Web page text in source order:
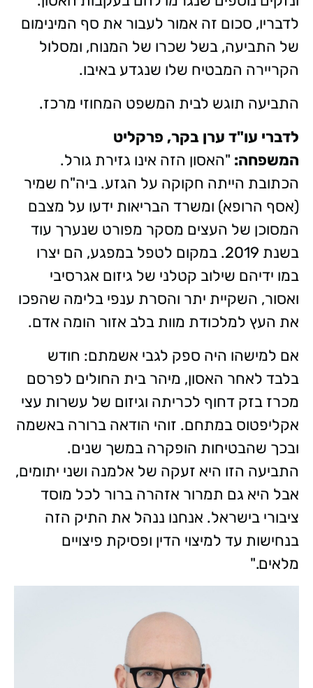
לדבריו, סכום זה אמור לעבור את סף המינימום
של התביעה, בשל שכרו של המנוח, ומסלול
הקריירה המבטיח שלו שנגדע באיבו.
התביעה תוגש לבית המשפט המחוזי מרכז.
לדברי עו"ד ערן בקר, פרקליט
המשפחה: "האסון הזה אינו גזירת גורל.
הכתובת הייתה חקוקה על הגזע. ביה"ח שמיר
(אסף הרופא) ומשרד הבריאות ידעו על מצבם
המסוכן של העצים מסקר מפורט שנערך עוד
בשנת 2019. במקום לטפל במפגע, הם יצרו
במו ידיהם שילוב קטלני של גיזום אגרסיבי
ואסור, השקיית יתר והסרת ענפי בלימה שהפכו
את העץ למלכודת מוות בלב אזור הומה אדם.
אם למישהו היה ספק לגבי אשמתם: חודש
בלבד לאחר האסון, מיהר בית החולים לפרסם
מכרז בזק דחוף לכריתה וגיזום של עשרות עצי
אקליפטוס במתחם. זוהי הודאה ברורה באשמה
ובכך שהבטיחות הופקרה במשך שנים.
התביעה הזו היא זעקה של אלמנה ושני יתומים,
אבל היא גם תמרור אזהרה ברור לכל מוסד
ציבורי בישראל. אנחנו ננהל את התיק הזה
בנחישות עד למיצוי הדין ופסיקת פיצויים
מלאים."